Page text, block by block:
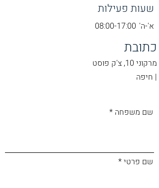
שעות פעילות
08:00-17:00 א'-ה'
כתובת
מרקוני 10, צ'ק פוסט
| חיפה
שם משפחה
שם פרטי